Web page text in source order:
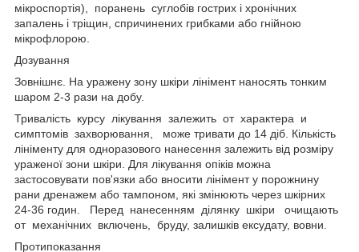
мікроспортія), поранень суглобів гострих і хронічних
запалень і тріщин, спричинених грибками або гнійною
мікрофлорою.
Дозування
Зовнішнє. На уражену зону шкіри лінімент наносять тонким
шаром 2-3 рази на добу.
Тривалість курсу лікування залежить от характера и
симптомів захворювання, може тривати до 14 діб. Кількість
лініменту для одноразового нанесення залежить від розміру
ураженої зони шкіри. Для лікування опіків можна
застосовувати пов'язки або вносити лінімент у порожнину
рани дренажем або тампоном, які змінюють через шкірних
24-36 годин. Перед нанесенням ділянку шкіри очищають
от механічних включень, бруду, залишків ексудату, вовни.
Протипоказання